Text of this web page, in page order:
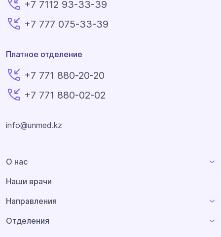
+7 7112 93-33-39
+7 777 075-33-39
Платное отделение
+7 771 880-20-20
+7 771 880-02-02
info@unmed.kz
О нас
Наши врачи
Направления
Отделения